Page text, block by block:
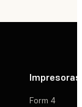
Impresoras
Form 4